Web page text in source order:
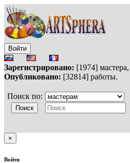
Войти
Зарегистрировано: [1974]
Опубликовано: [32814] работы.
Поиск по:
×
Войти